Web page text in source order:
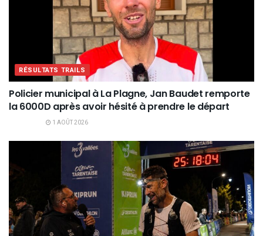
RÉSULTATS TRAILS
Policier municipal à La Plagne, Jan Baudet remporte
la 6000D après avoir hésité à prendre le départ
1 AOÛT 2026